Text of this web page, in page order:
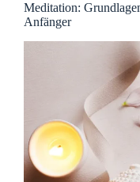
Meditation:
Anfänger